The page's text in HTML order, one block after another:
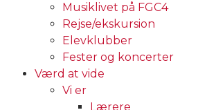
Musiklivet på FGC4
Rejse/ekskursion
Elevklubber
Fester og koncerter
Værd at vide
Vi er
Lærere